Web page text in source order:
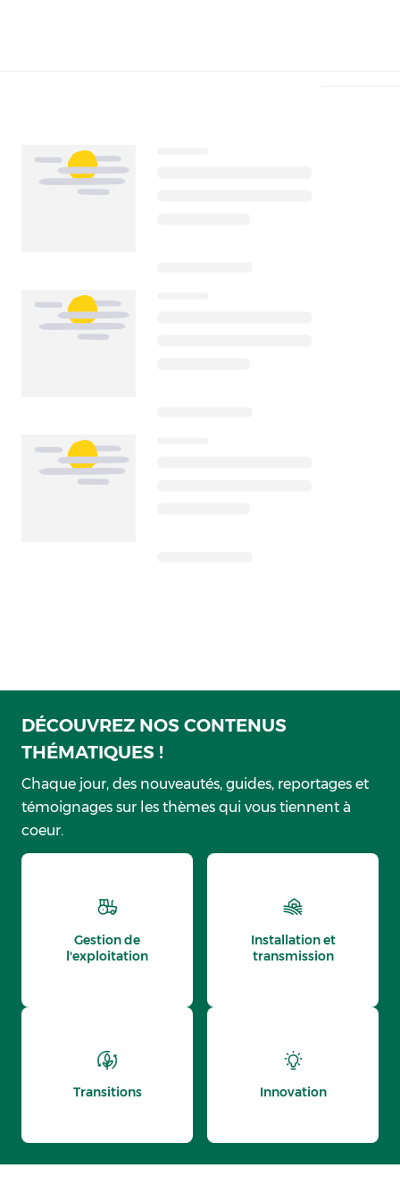
DÉCOUVREZ NOS CONTENUS
THÉMATIQUES !
Chaque jour, des nouveautés, guides, reportages et
témoignages sur les thèmes qui vous tiennent à
coeur.
Gestion de
l'exploitation
Installation et
transmission
Transitions Innovation